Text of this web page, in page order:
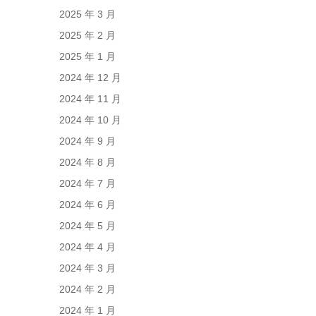
2025 年 3 月
2025 年 2 月
2025 年 1 月
2024 年 12 月
2024 年 11 月
2024 年 10 月
2024 年 9 月
2024 年 8 月
2024 年 7 月
2024 年 6 月
2024 年 5 月
2024 年 4 月
2024 年 3 月
2024 年 2 月
2024 年 1 月